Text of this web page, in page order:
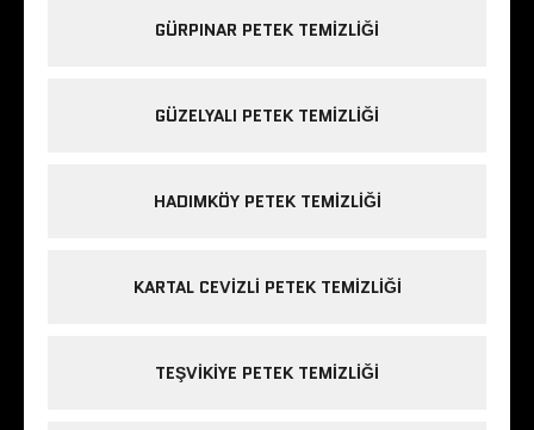
GÜRPINAR PETEK TEMIZLIĞI
GÜZELYALI PETEK TEMIZLIĞI
HADIMKÖY PETEK TEMIZLIĞI
KARTAL CEVIZLI PETEK TEMIZLIĞI
TEŞVIKIYE PETEK TEMIZLIĞI